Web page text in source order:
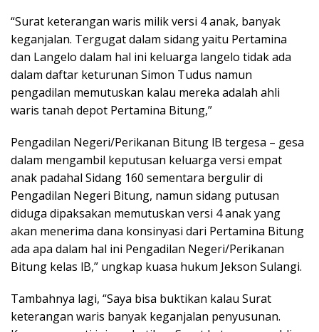
“Surat keterangan waris milik versi 4 anak, banyak
keganjalan. Tergugat dalam sidang yaitu Pertamina
dan Langelo dalam hal ini keluarga langelo tidak ada
dalam daftar keturunan Simon Tudus namun
pengadilan memutuskan kalau mereka adalah ahli
waris tanah depot Pertamina Bitung,”
Pengadilan Negeri/Perikanan Bitung lB tergesa – gesa
dalam mengambil keputusan keluarga versi empat
anak padahal Sidang 160 sementara bergulir di
Pengadilan Negeri Bitung, namun sidang putusan
diduga dipaksakan memutuskan versi 4 anak yang
akan menerima dana konsinyasi dari Pertamina Bitung
ada apa dalam hal ini Pengadilan Negeri/Perikanan
Bitung kelas lB,” ungkap kuasa hukum Jekson Sulangi.
Tambahnya lagi, “Saya bisa buktikan kalau Surat
keterangan waris banyak keganjalan penyusunan.